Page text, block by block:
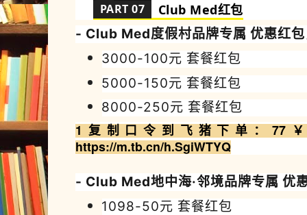
PART 07 Club Med红包
- Club Med度假村品牌专属 优惠红
3000-100元 套餐红包
5000-150元 套餐红包
8000-250元 套餐红包
1复制口令到飞猪下单：77
https://m.tb.cn/h.SgiWTYQ
- Club Med地中海·邻境品牌专属 优
1098-50元 套餐红包